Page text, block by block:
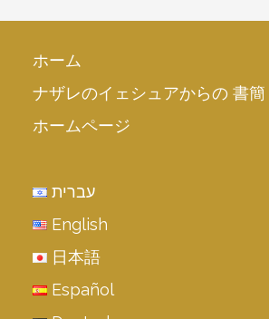
ホーム
ナザレのイェシュアからの 書簡
ホームページ
עברית
English
日本語
Español